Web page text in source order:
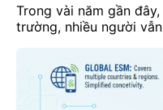
Trong vài năm gần
trường, nhiều người
thoại, công tác, du